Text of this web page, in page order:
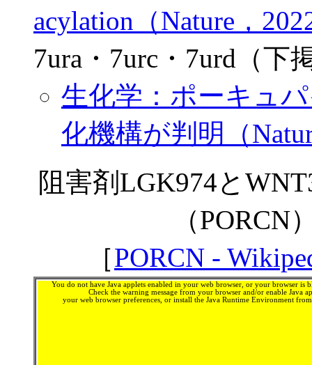
acylation（Nature，
7ura・7urc・7urd（下
生化学：ポーキュ
化機構が判明（
阻害剤LGK974と
（PORCN
［PORCN -
You do not have Java applets enabled in your web browser, or your browser is
Check the warning message from your browser and/or enable Java
your web browser preferences, or install the Java Runtime Environment